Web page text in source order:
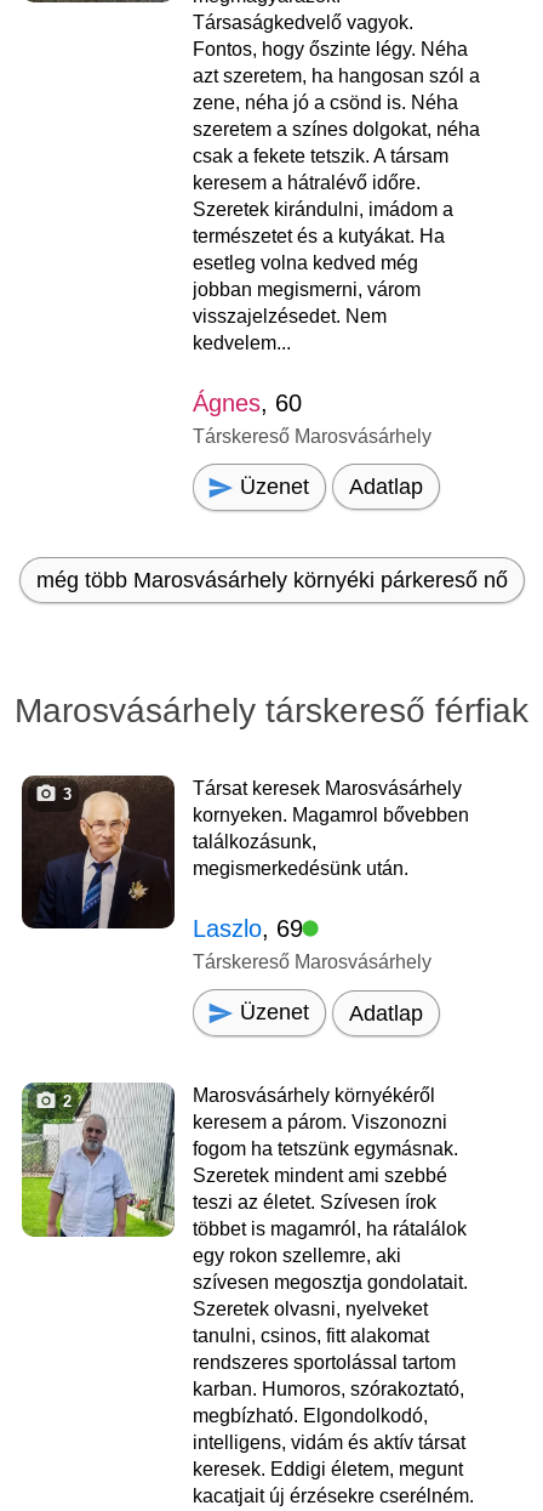
Társaságkedvelő vagyok.
Fontos, hogy őszinte légy. Néha
azt szeretem, ha hangosan szól a
zene, néha jó a csönd is. Néha
szeretem a színes dolgokat, néha
csak a fekete tetszik. A társam
keresem a hátralévő időre.
Szeretek kirándulni, imádom a
természetet és a kutyákat. Ha
esetleg volna kedved még
jobban megismerni, várom
visszajelzésedet. Nem
kedvelem...
Ágnes, 60
Társkereső Marosvásárhely
Üzenet Adatlap
még több Marosvásárhely környéki párkereső nő
Marosvásárhely társkereső férfiak
3
Társat keresek Marosvásárhely
kornyeken. Magamrol bővebben
találkozásunk,
megismerkedésünk után.
Laszlo, 69
Társkereső Marosvásárhely
Üzenet Adatlap
2
Marosvásárhely környékéről
keresem a párom. Viszonozni
fogom ha tetszünk egymásnak.
Szeretek mindent ami szebbé
teszi az életet. Szívesen írok
többet is magamról, ha rátalálok
egy rokon szellemre, aki
szívesen megosztja gondolatait.
Szeretek olvasni, nyelveket
tanulni, csinos, fitt alakomat
rendszeres sportolással tartom
karban. Humoros, szórakoztató,
megbízható. Elgondolkodó,
intelligens, vidám és aktív társat
keresek. Eddigi életem, megunt
kacatjait új érzésekre cserélném.